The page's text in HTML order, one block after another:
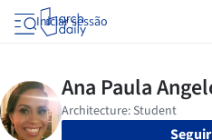
Iniciar sessão
Seguir